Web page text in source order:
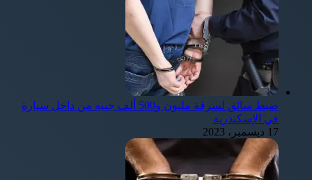
ضبط سائق لسرقة مليون و500 ألف جنيه من داخل سيارة
في الإسكندرية
17 ديسمبر، 2023